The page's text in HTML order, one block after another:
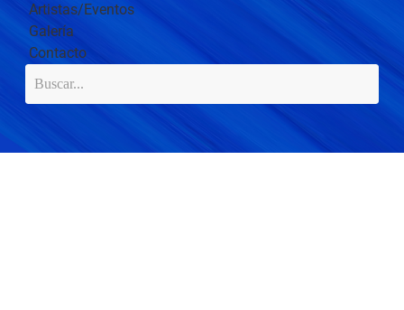
Artistas/Eventos
Galería
Contacto